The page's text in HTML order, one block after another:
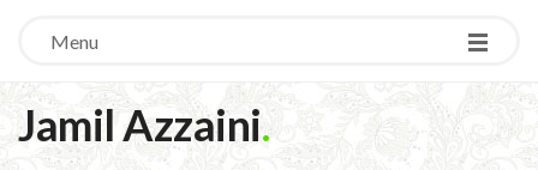
Menu
Jamil Azzaini.